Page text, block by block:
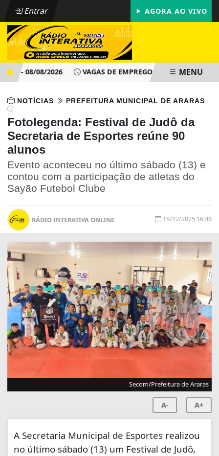
Entrar AGORA AO VIVO
- 08/08/2026 VAGAS DE EMPREGO - PAT ARARAS SP -
MENU
NOTÍCIAS PREFEITURA MUNICIPAL DE ARARAS
Fotolegenda: Festival de Judô da
Secretaria de Esportes reúne 90
alunos
Evento aconteceu no último sábado (13) e
contou com a participação de atletas do
Sayão Futebol Clube
RÁDIO INTERATIVA ONLINE 15/12/2025 16:46
Secom/Prefeitura de Araras
A- A+
A Secretaria Municipal de Esportes realizou
no último sábado (13) um Festival de Judô,